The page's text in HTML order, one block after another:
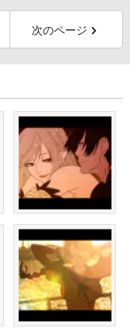
次のページ